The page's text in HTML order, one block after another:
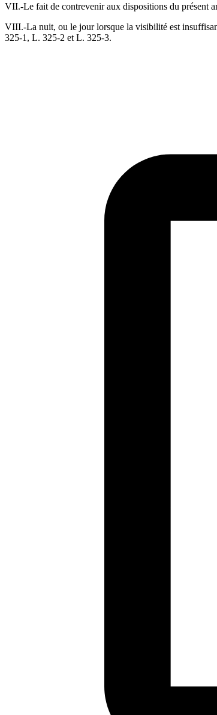
VII.-Le fait de contrevenir aux dispositions du présent
VIII.-La nuit, ou le jour lorsque la visibilité est
325-1, L. 325-2 et L. 325-3.